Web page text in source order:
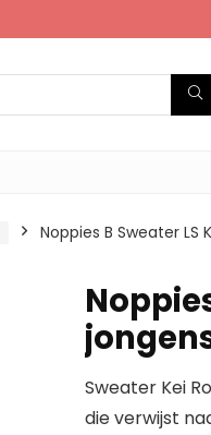
Noppies B Sweater
Sweater Kei
die verwijst